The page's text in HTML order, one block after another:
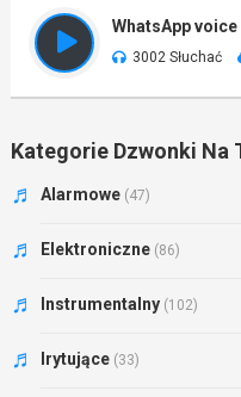
WhatsApp voice
3002 Słuchać
Kategorie Dzwonki Na
Alarmowe (47)
Elektroniczne (86)
Instrumentalny (102)
Irytujące (33)